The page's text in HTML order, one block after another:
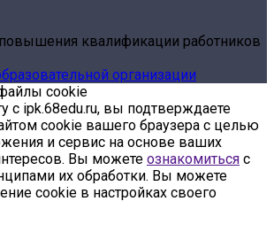
квалификации работников
организации
cookie
с ipk.68edu.ru, вы подтверждаете
cookie вашего браузера с целью
и сервис на основе ваших
Вы можете ознакомиться с
их обработки. Вы можете
cookie в настройках своего